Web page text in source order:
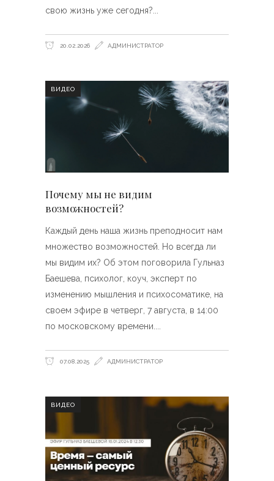
свою жизнь уже сегодня?
20.02.2026 АДМИНИСТРАТОР
ВИДЕО
Почему мы не видим
возможностей?
Каждый день наша жизнь преподносит нам
множество возможностей. Но всегда ли
мы видим их? Об этом поговорила Гульназ
Баешева, психолог, коуч, эксперт по
изменению мышления и психосоматике, на
своем эфире в четверг, 7 августа, в 14:00
по московскому времени.
07.08.2025 АДМИНИСТРАТОР
ВИДЕО